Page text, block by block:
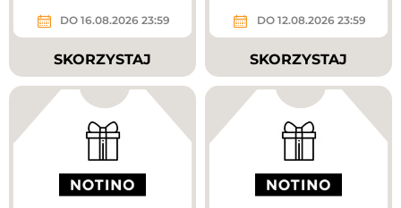
DO 16.08.2026 23:59
SKORZYSTAJ
DO 12.08.2026 23:59
SKORZYSTAJ